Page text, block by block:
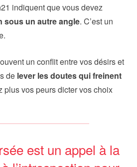
indiquent que vous devez
sous un autre angle. C’est un
un conflit entre vos désirs et
de lever les doutes qui freinent
plus vos peurs dicter vos choix
est un appel à la